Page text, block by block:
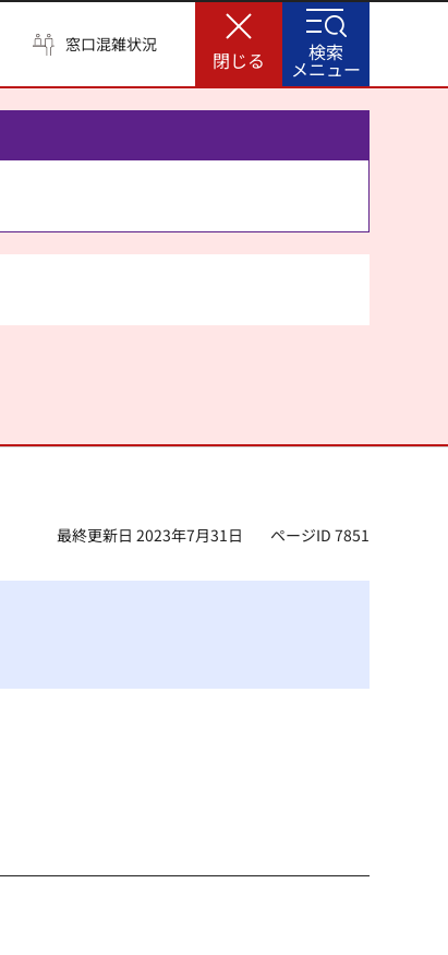
窓口混雑状況
閉じる 検索
メニュー
最終更新日 2023年7月31日 ページID 7851